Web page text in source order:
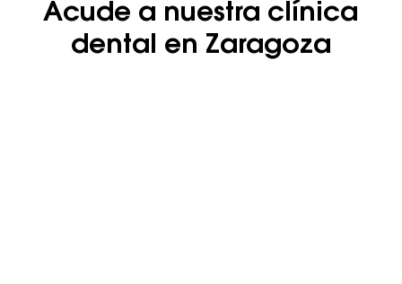
Acude a nuestra clínica
dental en Zaragoza